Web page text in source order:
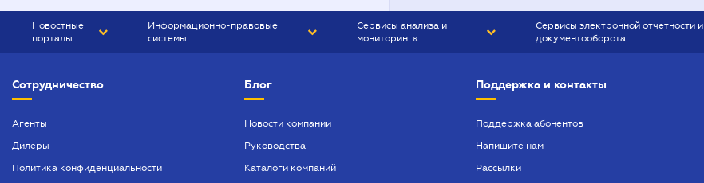
Новостные
порталы
БИЗНЕС
Информационно-правовые
системы
БУХГАЛТЕР ПРОФ
ЮРИСТ ПРОФ
Сервисы анализа и
мониторинга
Сервисы электронной отчетности и
документооборота
Сотрудничество
Агенты
Дилеры
Политика конфиденциальности
Блог
Новости компании
Руководства
Каталоги компаний
Поддержка и контакты
Поддержка абонентов
Напишите нам
Рассылки